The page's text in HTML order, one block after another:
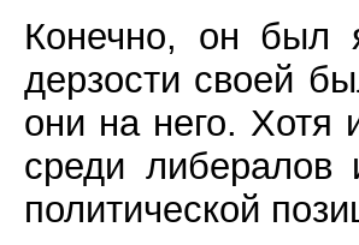
Конечно, он был
дерзости своей
они на него. Хотя
среди либералов
политической